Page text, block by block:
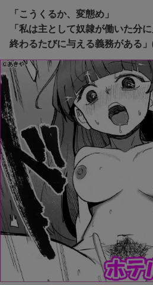
「こうくるか、変態め」
「私は主として奴隷が働いた分
終わるたびに与える義務がある